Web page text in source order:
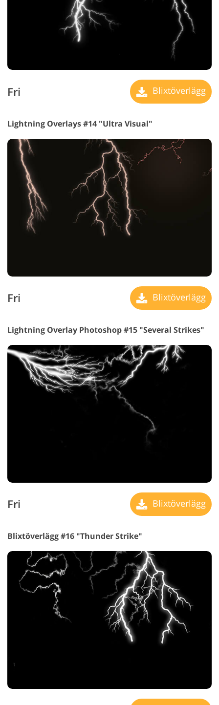
Fri Blixtöverlägg
Lightning Overlays #14 "Ultra Visual"
Fri Blixtöverlägg
Lightning Overlay Photoshop #15 "Several Strikes"
Fri Blixtöverlägg
Blixtöverlägg #16 "Thunder Strike"